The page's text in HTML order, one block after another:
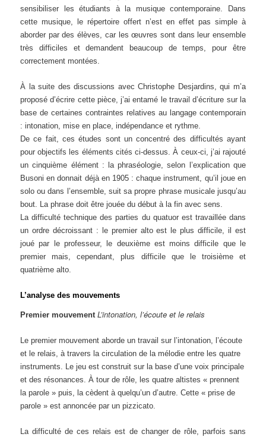
sensibiliser les étudiants à la musique contemporaine. Dans
cette musique, le répertoire offert n’est en effet pas simple à
aborder par des élèves, car les œuvres sont dans leur ensemble
très difficiles et demandent beaucoup de temps, pour être
correctement montées.
À la suite des discussions avec Christophe Desjardins, qui m’a
proposé d’écrire cette pièce, j’ai entamé le travail d’écriture sur la
base de certaines contraintes relatives au langage contemporain
: intonation, mise en place, indépendance et rythme.
De ce fait, ces études sont un concentré des difficultés ayant
pour objectifs les éléments cités ci-dessus. À ceux-ci, j’ai rajouté
un cinquième élément : la phraséologie, selon l’explication que
Busoni en donnait déjà en 1905 : chaque instrument, qu’il joue en
solo ou dans l’ensemble, suit sa propre phrase musicale jusqu’au
bout. La phrase doit être jouée du début à la fin avec sens.
La difficulté technique des parties du quatuor est travaillée dans
un ordre décroissant : le premier alto est le plus difficile, il est
joué par le professeur, le deuxième est moins difficile que le
premier mais, cependant, plus difficile que le troisième et
quatrième alto.
L’analyse des mouvements
Premier mouvementL’intonation, l’écoute et le relais
Le premier mouvement aborde un travail sur l’intonation, l’écoute
et le relais, à travers la circulation de la mélodie entre les quatre
instruments. Le jeu est construit sur la base d’une voix principale
et des résonances. À tour de rôle, les quatre altistes « prennent
la parole » puis, la cèdent à quelqu’un d’autre. Cette « prise de
parole » est annoncée par un pizzicato.
La difficulté de ces relais est de changer de rôle, parfois sans